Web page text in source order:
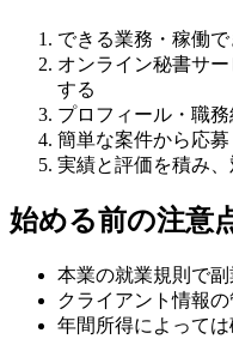
できる業務・稼働
オンライン秘書サ
する
プロフィール・職
簡単な案件から応
実績と評価を積み
始める前の注意
本業の就業規則で
クライアント情報
年間所得によって